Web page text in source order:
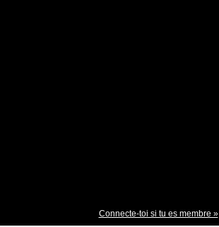
Connecte-toi si tu es membre »